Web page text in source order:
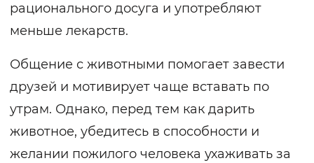
рационального досуга и употребляют
меньше лекарств.
Общение с животными помогает завести
друзей и мотивирует чаще вставать по
утрам. Однако, перед тем как дарить
животное, убедитесь в способности и
желании пожилого человека ухаживать за